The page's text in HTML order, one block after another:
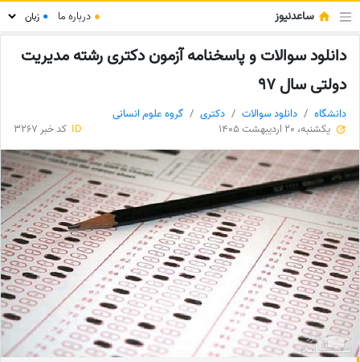
ساعدنیوز ● درباره ما ●
دانلود سوالات و پاسخنامه آزمون دکتری رشته مدیریت
دولتی سال 97
دانشگاه دانلود سوالات دکتری
گروه علوم انسانی
یکشنبه، 20 اردیبهشت 1405
ID کد خبر 3267